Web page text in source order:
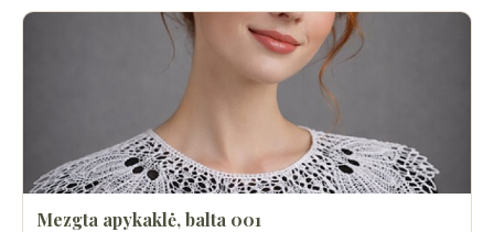
Mezgta apykaklė, balta 001